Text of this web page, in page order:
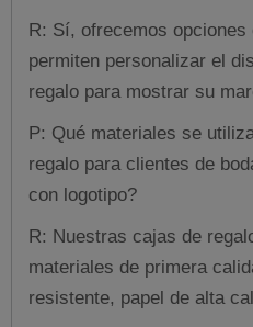
R: Sí, ofrecemos
permiten personalizar el
regalo para mostrar su
P: Qué materiales se
regalo para clientes de
con logotipo?
R: Nuestras cajas de
materiales de primera
resistente, papel de alta